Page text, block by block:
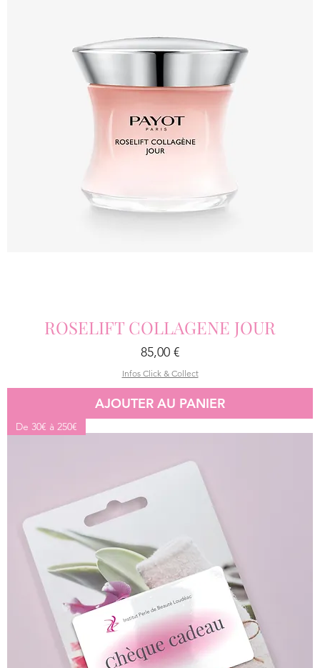
ROSELIFT COLLAGENE JOUR
Prix
85,00 €
Infos Click & Collect
AJOUTER AU PANIER
De 30€ à 250€